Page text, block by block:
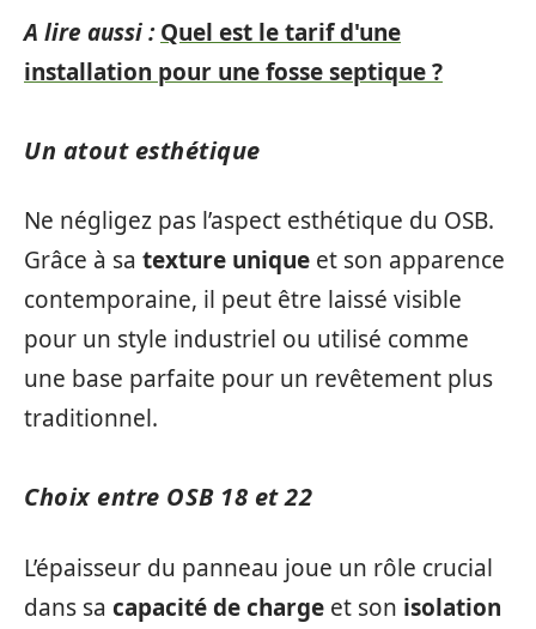
A lire aussi : Quel est le tarif d'une
installation pour une fosse septique ?
Un atout esthétique
Ne négligez pas l’aspect esthétique du OSB.
Grâce à sa texture unique et son apparence
contemporaine, il peut être laissé visible
pour un style industriel ou utilisé comme
une base parfaite pour un revêtement plus
traditionnel.
Choix entre OSB 18 et 22
L’épaisseur du panneau joue un rôle crucial
dans sa capacité de charge et son isolation